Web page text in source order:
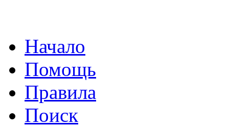
Начало
Помощь
Правила
Поиск